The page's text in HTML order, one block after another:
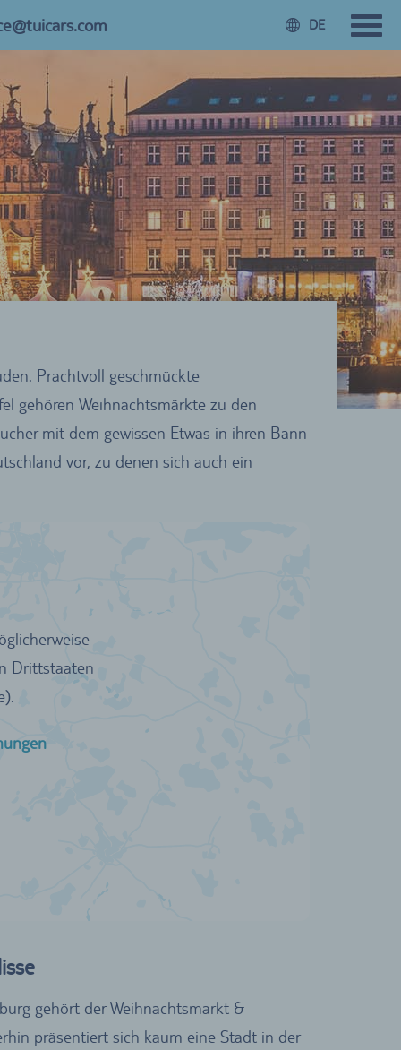
DE
Prachtvoll geschmückte
gehören Weihnachtsmärkte zu den
mit dem gewissen Etwas in ihren Bann
vor, zu denen sich auch ein
Drittstaaten
gehört der Weihnachtsmarkt &
präsentiert sich kaum eine Stadt in der